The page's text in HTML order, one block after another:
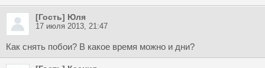
[Гость] Юля
17 июля 2013, 21:47
Как снять побои? В какое время можно и дни?